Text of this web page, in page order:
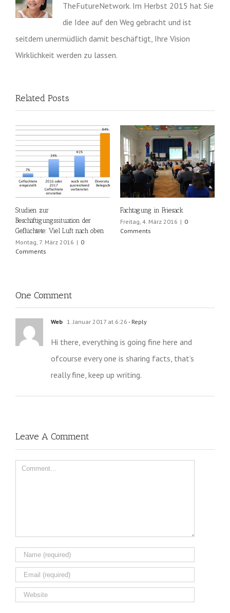
TheFutureNetwork. Im Herbst 2015 hat Sie
die Idee auf den Weg gebracht und ist
seitdem unermüdlich damit beschäftigt, Ihre Vision
Wirklichkeit werden zu lassen.
Related Posts
Studien zur
Beschäftigungssituation der
Geflüchtete: Viel Luft nach oben
Montag, 7. März 2016 | 0
Comments
Fachtagung in Friesack
Freitag, 4. März 2016 | 0
Comments
One Comment
Web 1. Januar 2017 at 6:26 - Reply
Hi there, everything is going fine here and
ofcourse every one is sharing facts, that’s
really fine, keep up writing.
Leave A Comment